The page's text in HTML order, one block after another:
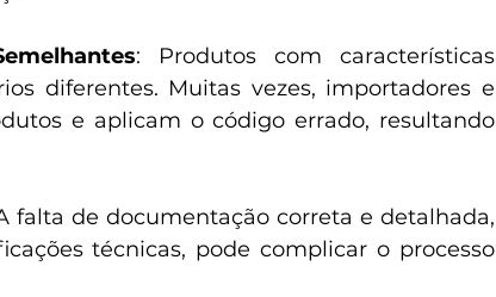
: Produtos com características
diferentes. Muitas vezes, importadores e
e aplicam o código errado, resultando
falta de documentação correta e detalhada,
técnicas, pode complicar o processo